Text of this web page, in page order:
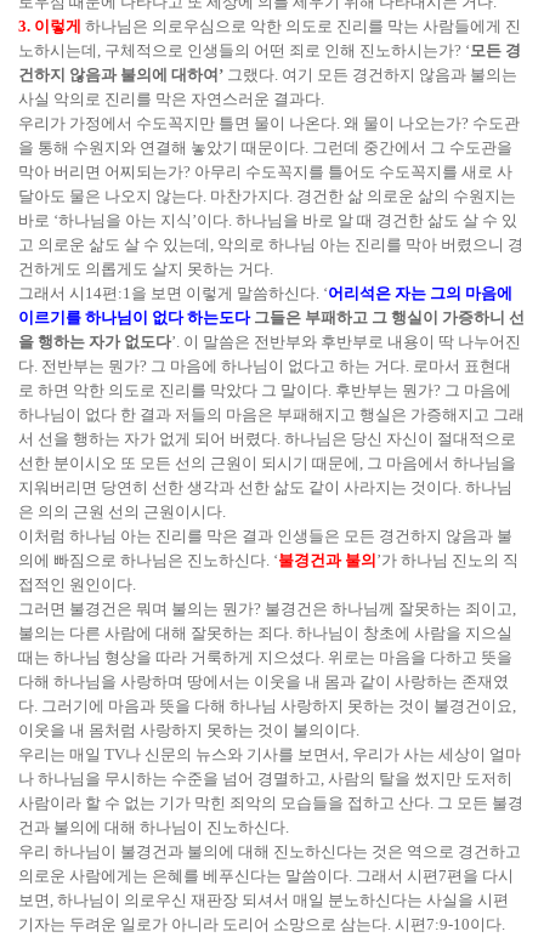
3. 이렇게 하나님은 의로우심으로 악한 의도로 진리를 막는 사람들에게 진
노하시는데, 구체적으로 인생들의 어떤 죄로 인해 진노하시는가? ‘모든 경
건하지 않음과 불의에 대하여’ 그랬다. 여기 모든 경건하지 않음과 불의는
사실 악의로 진리를 막은 자연스러운 결과다.
우리가 가정에서 수도꼭지만 틀면 물이 나온다. 왜 물이 나오는가? 수도관
을 통해 수원지와 연결해 놓았기 때문이다. 그런데 중간에서 그 수도관을
막아 버리면 어찌되는가? 아무리 수도꼭지를 틀어도 수도꼭지를 새로 사
달아도 물은 나오지 않는다. 마찬가지다. 경건한 삶 의로운 삶의 수원지는
바로 ‘하나님을 아는 지식’이다. 하나님을 바로 알 때 경건한 삶도 살 수 있
고 의로운 삶도 살 수 있는데, 악의로 하나님 아는 진리를 막아 버렸으니 경
건하게도 의롭게도 살지 못하는 거다.
그래서 시14편:1을 보면 이렇게 말씀하신다. ‘어리석은 자는 그의 마음에
이르기를 하나님이 없다 하는도다 그들은 부패하고 그 행실이 가증하니 선
을 행하는 자가 없도다’. 이 말씀은 전반부와 후반부로 내용이 딱 나누어진
다. 전반부는 뭔가? 그 마음에 하나님이 없다고 하는 거다. 로마서 표현대
로 하면 악한 의도로 진리를 막았다 그 말이다. 후반부는 뭔가? 그 마음에
하나님이 없다 한 결과 저들의 마음은 부패해지고 행실은 가증해지고 그래
서 선을 행하는 자가 없게 되어 버렸다. 하나님은 당신 자신이 절대적으로
선한 분이시오 또 모든 선의 근원이 되시기 때문에, 그 마음에서 하나님을
지워버리면 당연히 선한 생각과 선한 삶도 같이 사라지는 것이다. 하나님
은 의의 근원 선의 근원이시다.
이처럼 하나님 아는 진리를 막은 결과 인생들은 모든 경건하지 않음과 불
의에 빠짐으로 하나님은 진노하신다. ‘불경건과 불의 ’가 하나님 진노의 직
접적인 원인이다.
그러면 불경건은 뭐며 불의는 뭔가? 불경건은 하나님께 잘못하는 죄이고,
불의는 다른 사람에 대해 잘못하는 죄다. 하나님이 창초에 사람을 지으실
때는 하나님 형상을 따라 거룩하게 지으셨다. 위로는 마음을 다하고 뜻을
다해 하나님을 사랑하며 땅에서는 이웃을 내 몸과 같이 사랑하는 존재였
다. 그러기에 마음과 뜻을 다해 하나님 사랑하지 못하는 것이 불경건이요,
이웃을 내 몸처럼 사랑하지 못하는 것이 불의이다.
우리는 매일 TV나 신문의 뉴스와 기사를 보면서, 우리가 사는 세상이 얼마
나 하나님을 무시하는 수준을 넘어 경멸하고, 사람의 탈을 썼지만 도저히
사람이라 할 수 없는 기가 막힌 죄악의 모습들을 접하고 산다. 그 모든 불경
건과 불의에 대해 하나님이 진노하신다.
우리 하나님이 불경건과 불의에 대해 진노하신다는 것은 역으로 경건하고
의로운 사람에게는 은혜를 베푸신다는 말씀이다. 그래서 시편7편을 다시
보면, 하나님이 의로우신 재판장 되셔서 매일 분노하신다는 사실을 시편
기자는 두려운 일로가 아니라 도리어 소망으로 삼는다. 시편7:9-10이다.